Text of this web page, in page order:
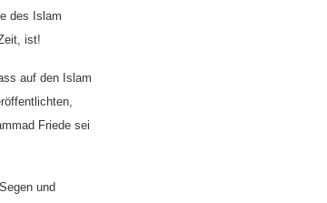
des Islam
ist!
auf den Islam
Friede sei
und